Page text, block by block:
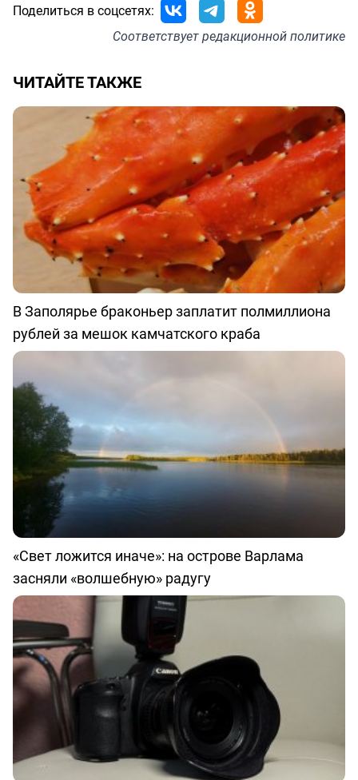
Поделиться в соцсетях:
Соответствуетредакционной политике
ЧИТАЙТЕ ТАКЖЕ
В Заполярье браконьер заплатит полмиллиона
рублей за мешок камчатского краба
«Свет ложится иначе»: на острове Варлама
засняли «волшебную» радугу